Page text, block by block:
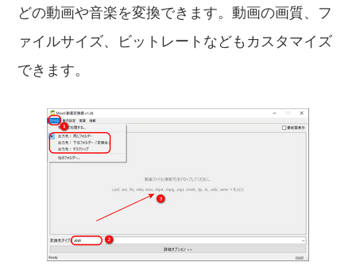
どの動画や音楽を変換できます。動画の画質、フ
ァイルサイズ、ビットレートなどもカスタマイズ
できます。